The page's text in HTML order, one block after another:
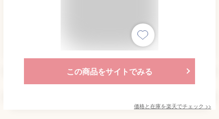
この商品をサイトでみる
価格と在庫を楽天でチェック >>